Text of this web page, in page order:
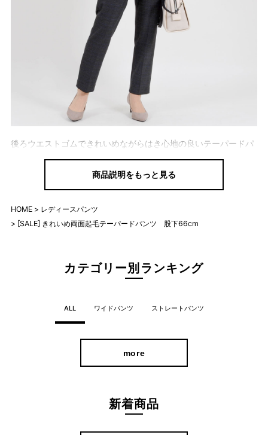
後ろウエストゴムできれいめながらはき心地の良いテーパードパ
タテヨコ伸びるストレッチ素材で一日中快適に過ごしていただけ
両面起毛素材なので、肌触りも柔らかくあたたかいのが特長。
商品説明をもっと見る
HOME
レディースパンツ
[SALE] きれいめ両面起毛テーパードパンツ 股下66cm
カテゴリー別ランキング
ALL ワイドパンツ ストレートパンツ
more
新着商品